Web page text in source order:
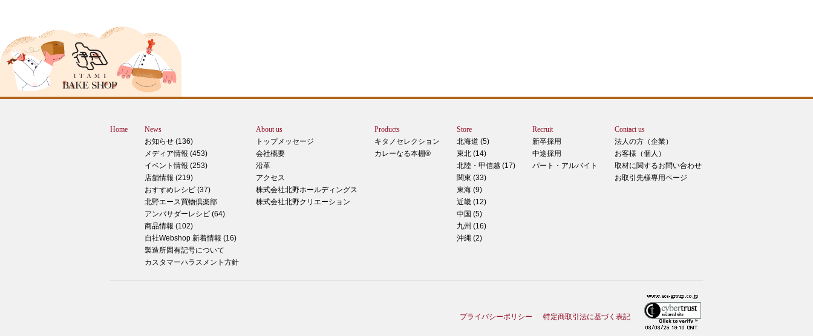
ピザ立ちぬ
ブログをご覧の皆様、こんにちは！北野エー
スMOMOテラス店の大西です。 いきなりで
すが、これは何だと思いますか？ ヒントは
12月に活躍するあの食べ物です！ はんぺ
す。 それでは正解発表です。リバースカー
ドオープン！！ なんと四角いピザなんで
す！今回は冬に大活躍のピザ、紹介いたしま
す。 キタノセレクション手のばしピザ マ
ルゲリータ 北野エースオリジナル商品のピ
ザになります。特徴は何といってもこの形！
生地はひとつひとつ手で
2024年12月14日
もっちもち！和スイーツと一緒に素敵なティ
ータイムを ♪
Home
News
お知らせ (136)
メディア情報 (453)
イベント情報 (253)
店舗情報 (219)
おすすめレシピ (37)
北野エース買物倶楽部
アンバサダーレシピ (64)
商品情報 (102)
自社Webshop 新着情報 (16)
製造所固有記号について
カスタマーハラスメント方針
About us
トップメッセージ
会社概要
沿革
アクセス
株式会社北野ホールディングス
株式会社北野クリエーション
Products
キタノセレクション
カレーなる本棚®
Store
北海道 (5)
東北 (14)
北陸・甲信越 (17)
関東 (33)
東海 (9)
近畿 (12)
中国 (5)
九州 (16)
沖縄 (2)
Recruit
新卒採用
中途採用
パート・アルバイト
Contact us
法人の方（企業）
お客様（個人）
取材に関するお問い合わせ
お取引先様専用ページ
プライバシーポリシー 特定商取引法に基づく表記